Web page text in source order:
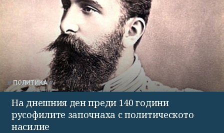
ПОЛИТИКА
На днешния ден преди 140 години
русофилите започнаха с политическото
насилие